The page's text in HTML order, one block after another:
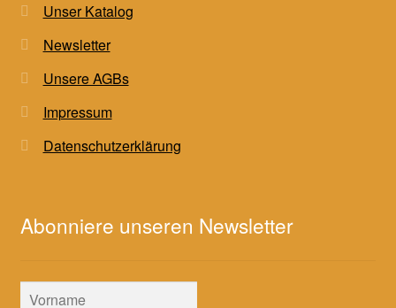
Unser Katalog
Newsletter
Unsere AGBs
Impressum
Datenschutzerklärung
Abonniere unseren Newsletter